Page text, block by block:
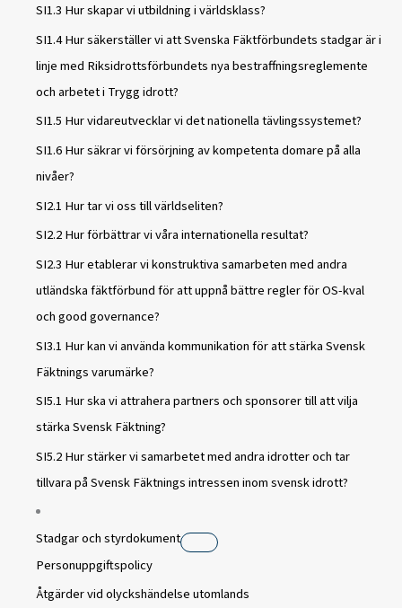
SI1.3 Hur skapar vi utbildning i världsklass?
SI1.4 Hur säkerställer vi att Svenska Fäktförbundets stadgar är i
linje med Riksidrottsförbundets nya bestraffningsreglemente
och arbetet i Trygg idrott?
SI1.5 Hur vidareutvecklar vi det nationella tävlingssystemet?
SI1.6 Hur säkrar vi försörjning av kompetenta domare på alla
nivåer?
SI2.1 Hur tar vi oss till världseliten?
SI2.2 Hur förbättrar vi våra internationella resultat?
SI2.3 Hur etablerar vi konstruktiva samarbeten med andra
utländska fäktförbund för att uppnå bättre regler för OS-kval
och good governance?
SI3.1 Hur kan vi använda kommunikation för att stärka Svensk
Fäktnings varumärke?
SI5.1 Hur ska vi attrahera partners och sponsorer till att vilja
stärka Svensk Fäktning?
SI5.2 Hur stärker vi samarbetet med andra idrotter och tar
tillvara på Svensk Fäktnings intressen inom svensk idrott?
Stadgar och styrdokument
Personuppgiftspolicy
Åtgärder vid olyckshändelse utomlands